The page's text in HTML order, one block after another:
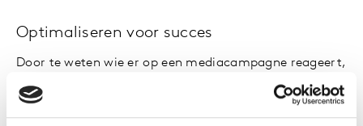
Optimaliseren voor succes
Door te weten wie er op een mediacampagne reageert,
kun je deze optimailseren en het bereik, de frequentie
en de duur van de campagne aanpassen.